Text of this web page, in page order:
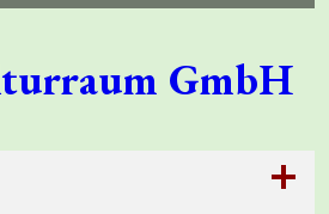
GmbH